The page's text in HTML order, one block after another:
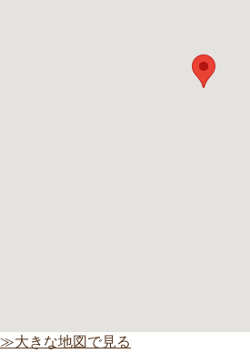
≫大きな地図で見る